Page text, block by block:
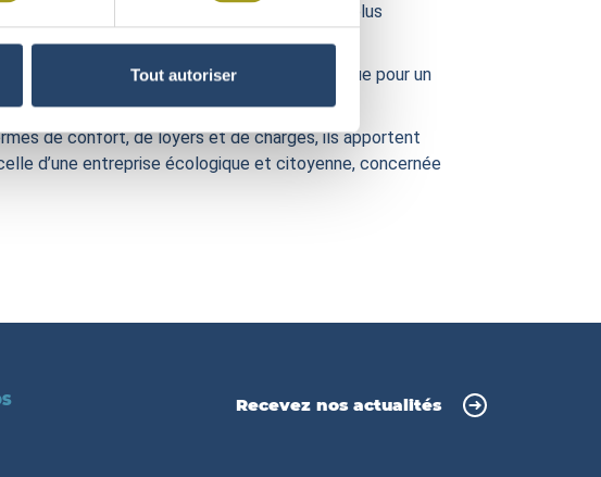
Tout autoriser
carbone. Il conclut : « c’est l’immeuble le plus
l’investisseur est « pratiquement identique que pour un
de construction moindre.
de confort, de loyers et de charges, ils apportent
d’une entreprise écologique et citoyenne, concernée
Recevez nos actualités